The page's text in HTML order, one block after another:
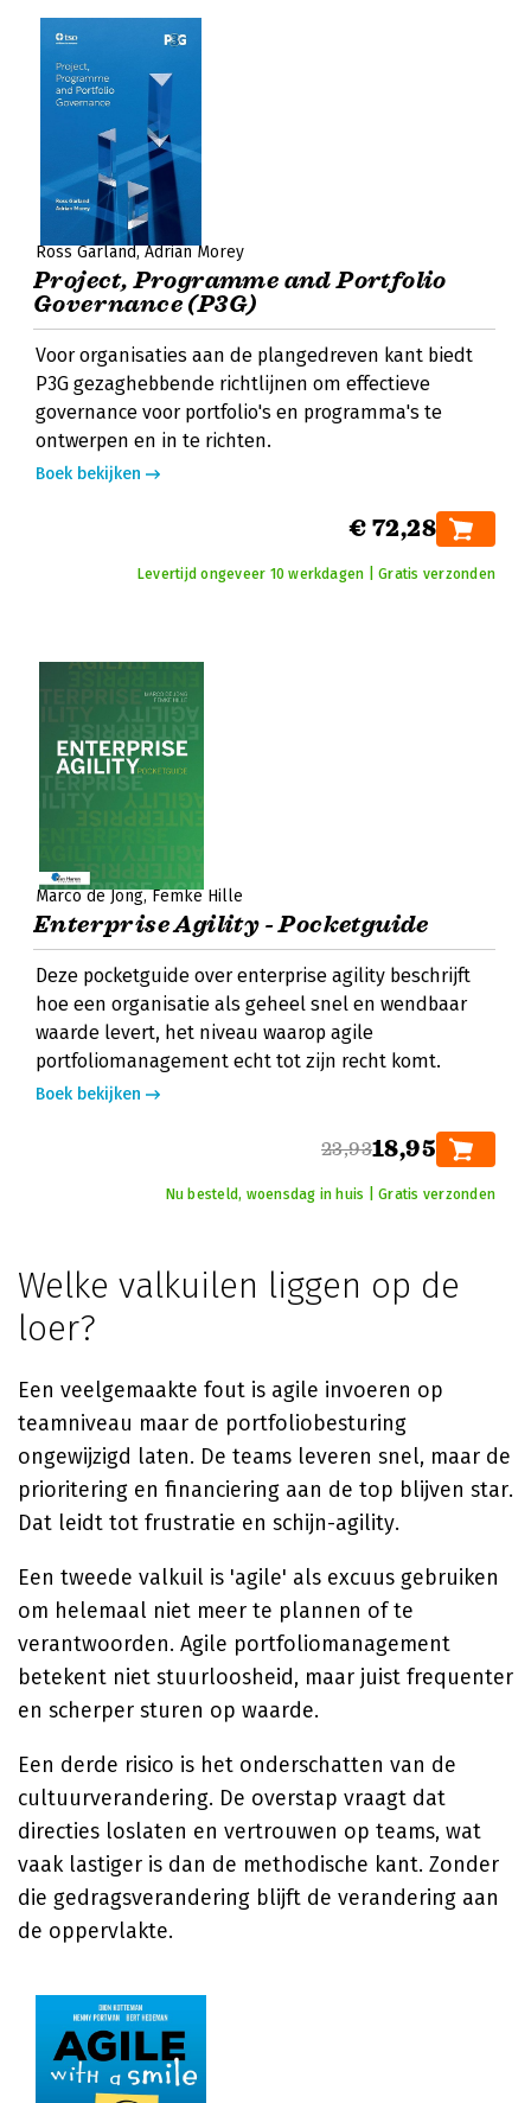
Ross Garland Adrian Morey
Project, Programme and Portfolio
Governance (P3G)
Voor organisaties aan de plangedreven kant biedt
P3G gezaghebbende richtlijnen om effectieve
governance voor portfolio's en programma's te
ontwerpen en in te richten.
Boek bekijken
€ 72,28
Levertijd ongeveer 10 werkdagen | Gratis verzonden
Marco de Jong Femke Hille
Enterprise Agility - Pocketguide
Deze pocketguide over enterprise agility beschrijft
hoe een organisatie als geheel snel en wendbaar
waarde levert, het niveau waarop agile
portfoliomanagement echt tot zijn recht komt.
Boek bekijken
23,9318,95
Nu besteld, woensdag in huis | Gratis verzonden
Welke valkuilen liggen op de
loer?
Een veelgemaakte fout is agile invoeren op
teamniveau maar de portfoliobesturing
ongewijzigd laten. De teams leveren snel, maar de
prioritering en financiering aan de top blijven star.
Dat leidt tot frustratie en schijn-agility.
Een tweede valkuil is 'agile' als excuus gebruiken
om helemaal niet meer te plannen of te
verantwoorden. Agile portfoliomanagement
betekent niet stuurloosheid, maar juist frequenter
en scherper sturen op waarde.
Een derde risico is het onderschatten van de
cultuurverandering. De overstap vraagt dat
directies loslaten en vertrouwen op teams, wat
vaak lastiger is dan de methodische kant. Zonder
die gedragsverandering blijft de verandering aan
de oppervlakte.